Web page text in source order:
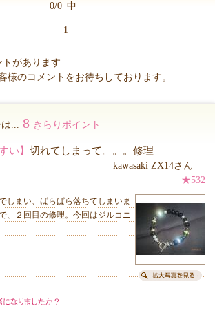
0/0 中
1
があります
様のコメントをお待ちしております。
... 8 きらりポイント
い】 切れてしまって。。。修理
kawasaki ZX14さん
★532
しまい、ぱらぱら落ちてしまいま
、２回目の修理。今回はジルコニ